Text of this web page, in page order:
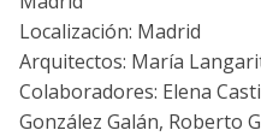
Localización: Madrid
Arquitectos: María
Colaboradores: Elena
González Galán, Roberto